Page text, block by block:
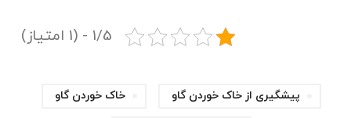
1/5 - (1 امتیاز)
پیشگیری از خاک خوردن گاو خاک خوردن گاو